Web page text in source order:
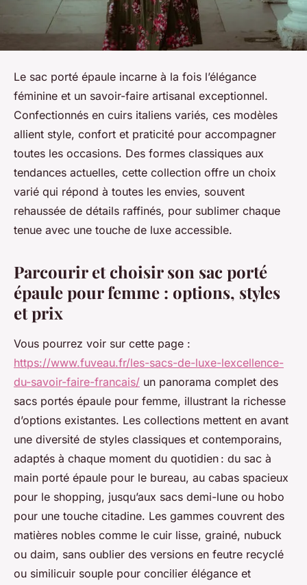
Le sac porté épaule incarne à la fois l’élégance
féminine et un savoir-faire artisanal exceptionnel.
Confectionnés en cuirs italiens variés, ces modèles
allient style, confort et praticité pour accompagner
toutes les occasions. Des formes classiques aux
tendances actuelles, cette collection offre un choix
varié qui répond à toutes les envies, souvent
rehaussée de détails raffinés, pour sublimer chaque
tenue avec une touche de luxe accessible.
Parcourir et choisir son sac porté
épaule pour femme : options, styles
et prix
Vous pourrez voir sur cette page :
https://www.fuveau.fr/les-sacs-de-luxe-lexcellence-
du-savoir-faire-francais/ un panorama complet des
sacs portés épaule pour femme, illustrant la richesse
d’options existantes. Les collections mettent en avant
une diversité de styles classiques et contemporains,
adaptés à chaque moment du quotidien : du sac à
main porté épaule pour le bureau, au cabas spacieux
pour le shopping, jusqu’aux sacs demi-lune ou hobo
pour une touche citadine. Les gammes couvrent des
matières nobles comme le cuir lisse, grainé, nubuck
ou daim, sans oublier des versions en feutre recyclé
ou similicuir souple pour concilier élégance et